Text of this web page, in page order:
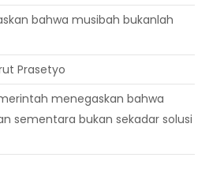
bahwa musibah bukanlah
Prasetyo
menegaskan bahwa
sementara bukan sekadar solusi